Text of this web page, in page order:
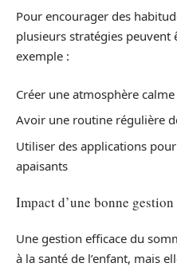
Pour encourager des
plusieurs stratégies peuvent
exemple :
Créer une atmosphère
Avoir une routine régulière
Utiliser des applications
apaisants
Impact d’une bonne
Une gestion efficace du
à la santé de l’enfant, mais